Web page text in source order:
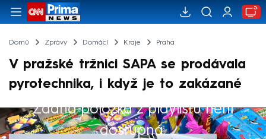
Domů Zprávy Domácí Kraje Praha
V pražské tržnici SAPA se prodávala
pyrotechnika, i když je to zakázané
Žádná položka z playlistu není
dostupná.
Výběr redakce